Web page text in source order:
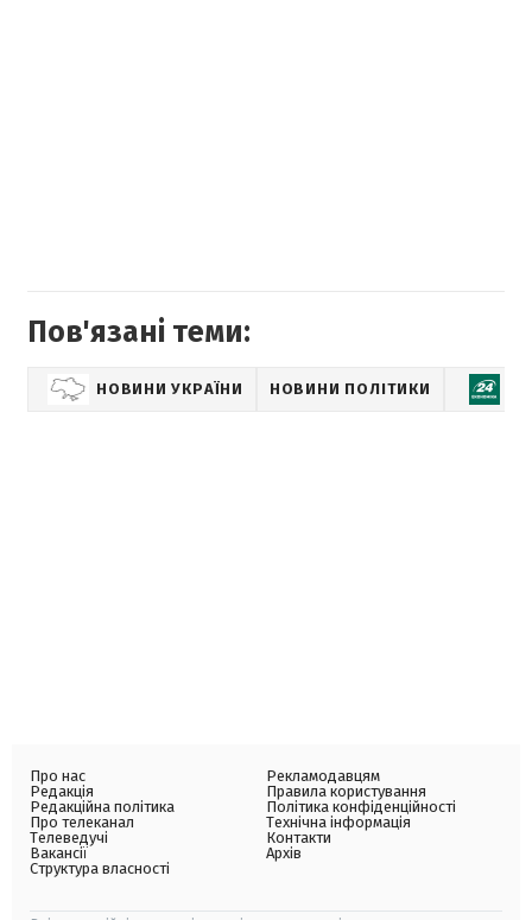
Пов'язані теми:
НОВИНИ УКРАЇНИ НОВИНИ ПОЛІТИКИ
Про нас
Редакція
Редакційна політика
Про телеканал
Телеведучі
Вакансії
Структура власності
Рекламодавцям
Правила користування
Політика конфіденційності
Технічна інформація
Контакти
Архів